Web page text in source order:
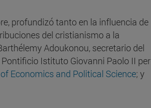
profundizó tanto en la influencia de
del cristianismo a la
Adoukonou, secretario del
Istituto Giovanni Paolo II per
Economics and Political Science; y